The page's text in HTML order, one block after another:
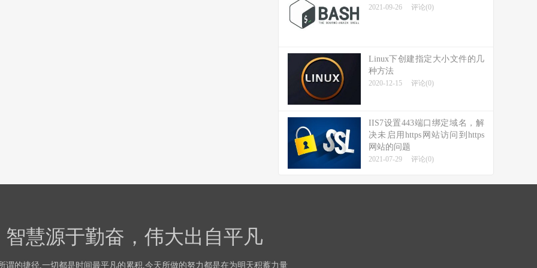
2021-09-26 评论(0)
Linux下创建指定大小文件的几
种方法
2020-12-15 评论(0)
IIS7设置443端口绑定域名，解
决未启用https网站访问到https
网站的问题
2021-07-29 评论(0)
智慧源于勤奋，伟大出自平凡
谓的捷径,一切都是时间最平凡的累积,今天所做的努力都是在为明天积蓄力量